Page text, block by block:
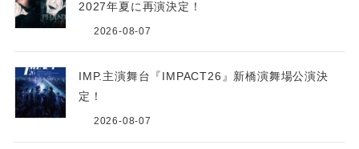
2027年夏に再演決定！
2026-08-07
IMP.主演舞台『IMPACT26』新橋演舞場公演決
定！
2026-08-07